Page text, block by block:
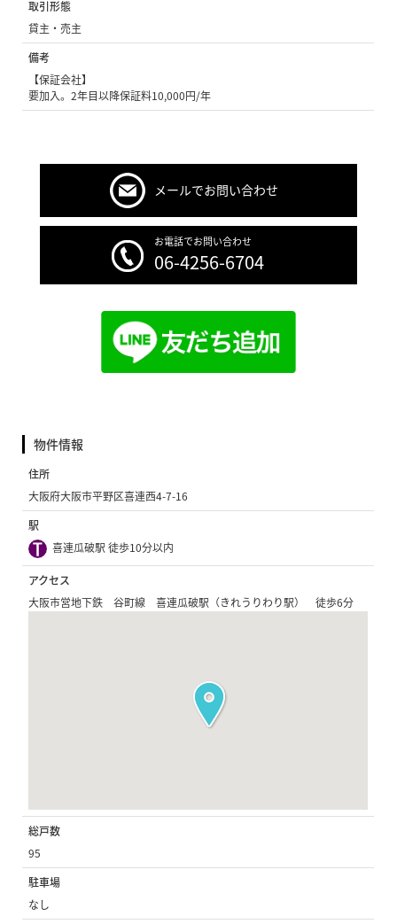
取引形態
貸主・売主
備考
【保証会社】
要加入。2年目以降保証料10,000円/年
メールでお問い合わせ
お電話でお問い合わせ
06-4256-6704
物件情報
住所
大阪府大阪市平野区喜連西4-7-16
駅
喜連瓜破駅 徒歩10分以内
アクセス
大阪市営地下鉄 谷町線 喜連瓜破駅（きれうりわり駅） 徒歩6分
総戸数
95
駐車場
なし